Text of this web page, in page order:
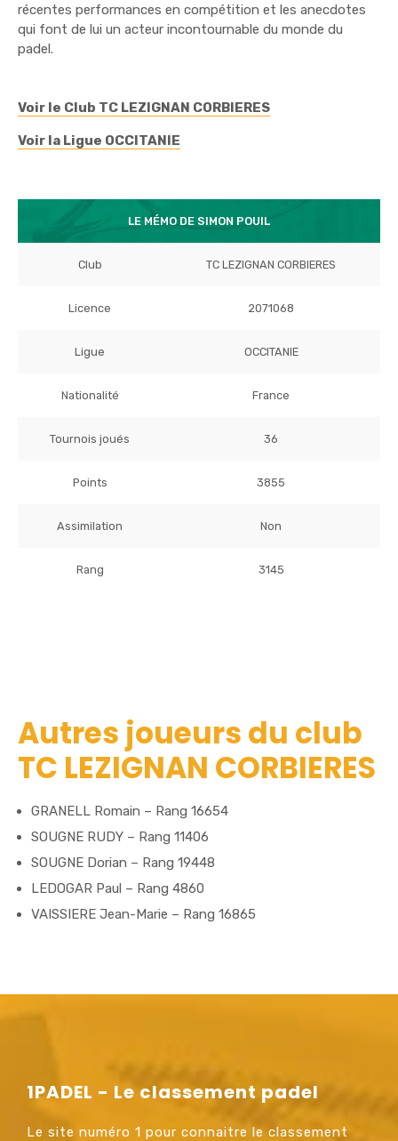
récentes performances en compétition et les anecdotes
qui font de lui un acteur incontournable du monde du
padel.
Voir le Club TC LEZIGNAN CORBIERES
Voir la Ligue OCCITANIE
LE MÉMO DE SIMON POUIL
Club TC LEZIGNAN CORBIERES
Licence 2071068
Ligue OCCITANIE
Nationalité France
Tournois joués 36
Points 3855
Assimilation Non
Rang 3145
Autres joueurs du club
TC LEZIGNAN CORBIERES
GRANELL Romain – Rang 16654
SOUGNE RUDY – Rang 11406
SOUGNE Dorian – Rang 19448
LEDOGAR Paul – Rang 4860
VAISSIERE Jean-Marie – Rang 16865
1PADEL - Le classement padel
Le site numéro 1 pour connaitre le classement